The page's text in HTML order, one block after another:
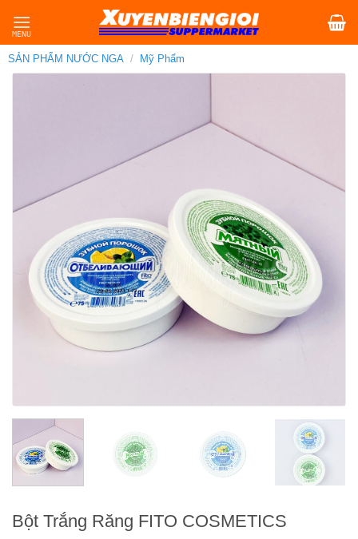
content
SẢN PHẨM NƯỚC NGA / Mỹ Phẩm
Bột Trắng Răng FITO COSMETICS